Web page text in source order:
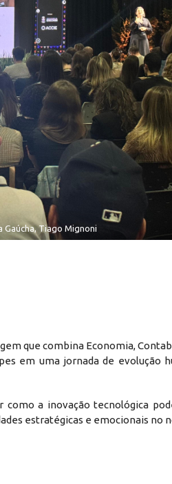
Gaúcha, Tiago Mignoni
que combina Economia,
em uma jornada de evolução
a inovação tecnológica
estratégicas e emocionais no